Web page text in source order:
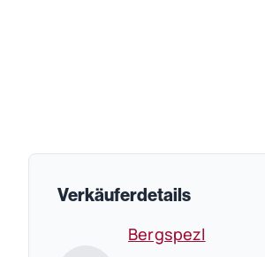
Verkäuferdetails
Bergspezl